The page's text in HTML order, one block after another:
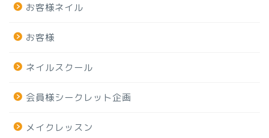
お客様ネイル
お客様
ネイルスクール
会員様シークレット企画
メイクレッスン